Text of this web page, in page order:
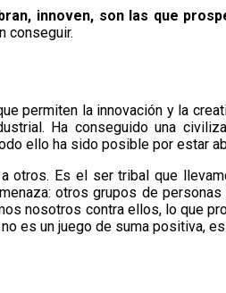
innoven, son las que
conseguir.
permiten la innovación y la
Ha conseguido una
ello ha sido posible por estar
otros. Es el ser tribal que
otros grupos de
nosotros contra ellos, lo que
es un juego de suma positiva,